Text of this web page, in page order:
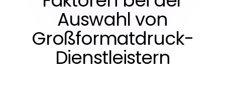
Auswahl von
Großformatdruck-
Dienstleistern